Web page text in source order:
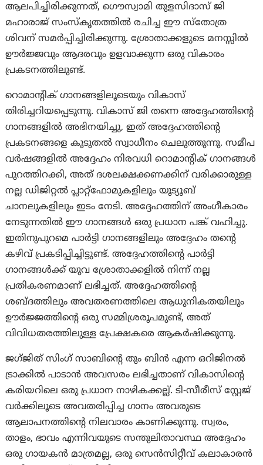
ആലപിച്ചിരിക്കുന്നത്, ഗൌസ്വാമി തുളസിദാസ് ജി
മഹാരാജ് സംസ്കൃതത്തിൽ രചിച്ച ഈ സ്തോത്ര
ശിവന് സമർപ്പിച്ചിരിക്കുന്നു. ശ്രോതാക്കളുടെ മനസ്സിൽ
ഊർജ്ജവും ആദരവും ഉളവാക്കുന്ന ഒരു വികാരം
പ്രകടനത്തിലുണ്ട്.
റൊമാന്റിക് ഗാനങ്ങളിലൂടെയും വികാസ്
തിരിച്ചറിയപ്പെടുന്നു. വികാസ് ജി തന്നെ അദ്ദേഹത്തിന്റെ
ഗാനങ്ങളിൽ അഭിനയിച്ചു, ഇത് അദ്ദേഹത്തിന്റെ
പ്രകടനങ്ങളെ കൂടുതൽ സ്വാധീനം ചെലുത്തുന്നു. സമീപ
വർഷങ്ങളിൽ അദ്ദേഹം നിരവധി റൊമാന്റിക് ഗാനങ്ങൾ
പുറത്തിറക്കി, അത് ദശലക്ഷക്കണക്കിന് വരിക്കാരുള്ള
നല്ല ഡിജിറ്റൽ പ്ലാറ്റ്ഫോമുകളിലും യൂട്യൂബ്
ചാനലുകളിലും ഇടം നേടി. അദ്ദേഹത്തിന് അംഗീകാരം
നേടുന്നതിൽ ഈ ഗാനങ്ങൾ ഒരു പ്രധാന പങ്ക് വഹിച്ചു.
ഇതിനുപുറമെ പാർട്ടി ഗാനങ്ങളിലും അദ്ദേഹം തന്റെ
കഴിവ് പ്രകടിപ്പിച്ചിട്ടുണ്ട്. അദ്ദേഹത്തിന്റെ പാർട്ടി
ഗാനങ്ങൾക്ക് യുവ ശ്രോതാക്കളിൽ നിന്ന് നല്ല
പ്രതികരണമാണ് ലഭിച്ചത്. അദ്ദേഹത്തിൻ്റെ
ശബ്ദത്തിലും അവതരണത്തിലെ ആധുനികതയിലും
ഊർജ്ജത്തിൻ്റെ ഒരു സമ്മിശ്രരൂപമുണ്ട്, അത്
വിവിധതരത്തിലുള്ള പ്രേക്ഷകരെ ആകർഷിക്കുന്നു.
ജഗ്ജിത് സിംഗ് സാബിന്റെ തും ബിൻ എന്ന ഒറിജിനൽ
ട്രാക്കിൽ പാടാൻ അവസരം ലഭിച്ചതാണ് വികാസിന്റെ
കരിയറിലെ ഒരു പ്രധാന നാഴികക്കല്ല്. ടി-സീരീസ് സ്റ്റേജ്
വർക്കിലൂടെ അവതരിപ്പിച്ച ഗാനം അവരുടെ
ആലാപനത്തിന്റെ നിലവാരം കാണിക്കുന്നു. സ്വരം,
താളം, ഭാവം എന്നിവയുടെ സന്തുലിതാവസ്ഥ അദ്ദേഹം
ഒരു ഗായകൻ മാത്രമല്ല, ഒരു സെൻസിറ്റീവ് കലാകാരൻ